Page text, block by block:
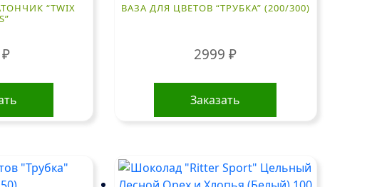
“TWIX
₽
ВАЗА ДЛЯ ЦВЕТОВ “ТРУБКА” (200/300)
2999₽
Заказать